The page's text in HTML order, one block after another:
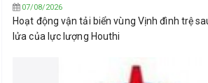
07/08/2026
Hoạt động vận tải biển vùng Vịnh đình trệ
lửa của lực lượng Houthi